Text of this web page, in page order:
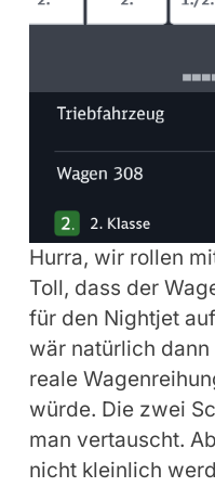
Hurra, wir rollen
Toll, dass der
für den Nightjet
wär natürlich
reale
würde. Die zwei
man vertauscht.
nicht kleinlich